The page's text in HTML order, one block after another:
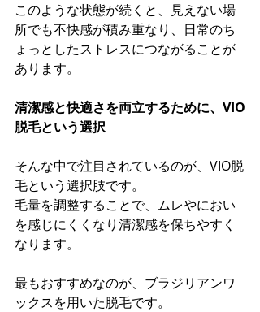
このような状態が続くと、見えない場
所でも不快感が積み重なり、日常のち
ょっとしたストレスにつながることが
あります。
清潔感と快適さを両立するために、VIO
脱毛という選択
そんな中で注目されているのが、VIO脱
毛という選択肢です。
毛量を調整することで、ムレやにおい
を感じにくくなり清潔感を保ちやすく
なります。
最もおすすめなのが、ブラジリアンワ
ックスを用いた脱毛です。